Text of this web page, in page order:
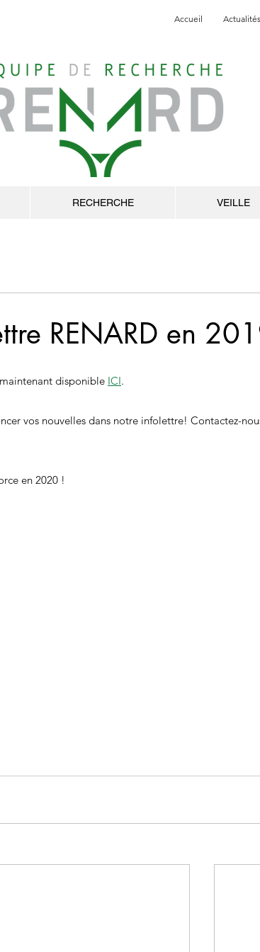
Accueil Actualités
RECHERCHE VEILLE
RENARD en
disponible ICI.
vos nouvelles dans notre infolettre! Contactez-
en 2020 !